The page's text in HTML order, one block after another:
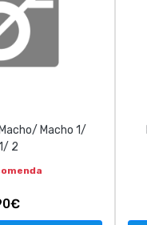
Macho 1/
2